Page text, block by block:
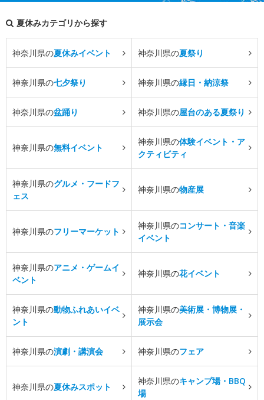
夏休みカテゴリから探す
神奈川県の夏休みイベント 神奈川県の夏祭り
神奈川県の七夕祭り 神奈川県の縁日・納涼祭
神奈川県の盆踊り 神奈川県の屋台のある夏祭り
神奈川県の無料イベント
神奈川県の体験イベント・ア
クティビティ
神奈川県のグルメ・フードフ
ェス
神奈川県の物産展
神奈川県のフリーマーケット
神奈川県のコンサート・音楽
イベント
神奈川県のアニメ・ゲームイ
ベント
神奈川県の花イベント
神奈川県の動物ふれあいイベ
ント
神奈川県の美術展・博物展・
展示会
神奈川県の演劇・講演会 神奈川県のフェア
神奈川県の夏休みスポット
神奈川県のキャンプ場・BBQ
場